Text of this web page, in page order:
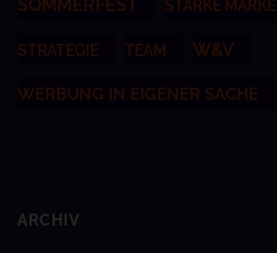
SOMMERFEST STARKE MARKE
STRATEGIE TEAM W&V
WERBUNG IN EIGENER SACHE
ARCHIV